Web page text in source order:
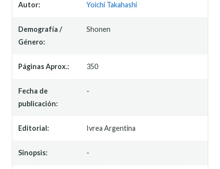
Autor: Yoichi Takahashi
Demografía /
Género:
Shonen
Páginas Aprox.: 350
Fecha de
publicación:
-
Editorial: Ivrea Argentina
Sinopsis: -